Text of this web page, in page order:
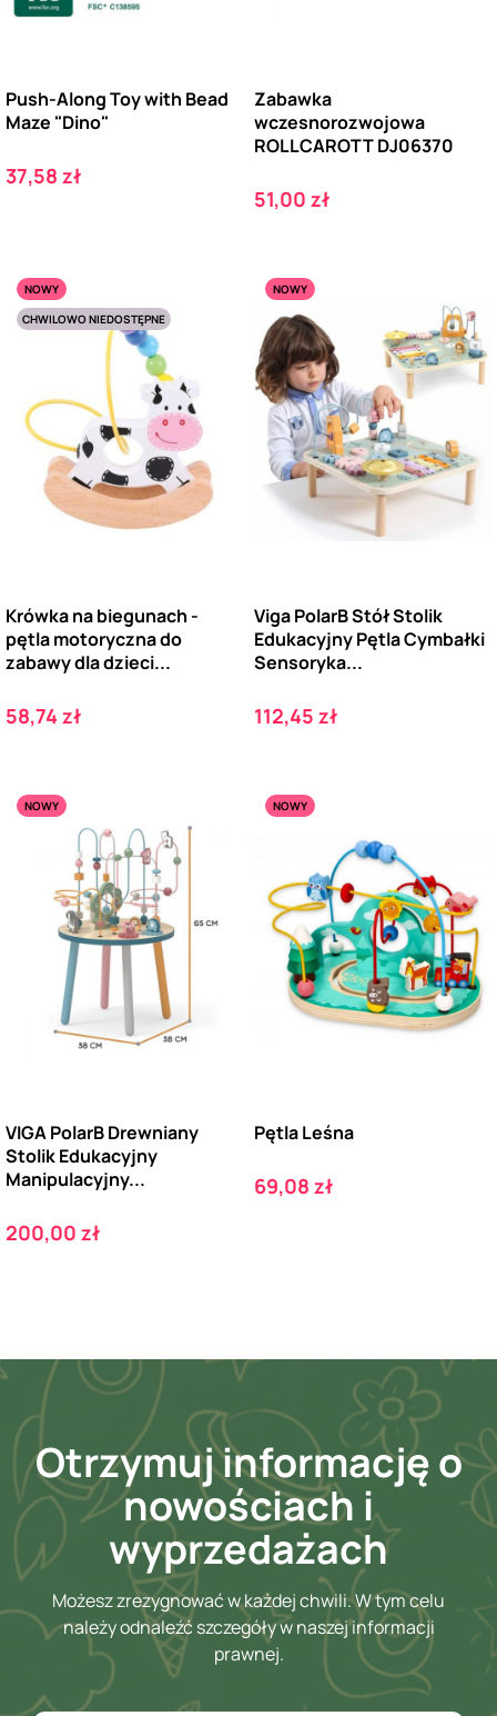
Push-Along Toy with Bead
Maze "Dino"
Cena
37,58 zł
Zabawka
wczesnorozwojowa
ROLLCAROTT DJ06370
Cena
51,00 zł
NOWY
CHWILOWO NIEDOSTĘPNE
Krówka na biegunach -
pętla motoryczna do
zabawy dla dzieci...
Cena
58,74 zł
NOWY
Viga PolarB Stół Stolik
Edukacyjny Pętla Cymbałki
Sensoryka...
Cena
112,45 zł
NOWY
VIGA PolarB Drewniany
Stolik Edukacyjny
Manipulacyjny...
Cena
200,00 zł
NOWY
Pętla Leśna
Cena
69,08 zł
Otrzymuj informację o
nowościach i
wyprzedażach
Możesz zrezygnować w każdej chwili. W tym celu
należy odnaleźć szczegóły w naszej informacji
prawnej.